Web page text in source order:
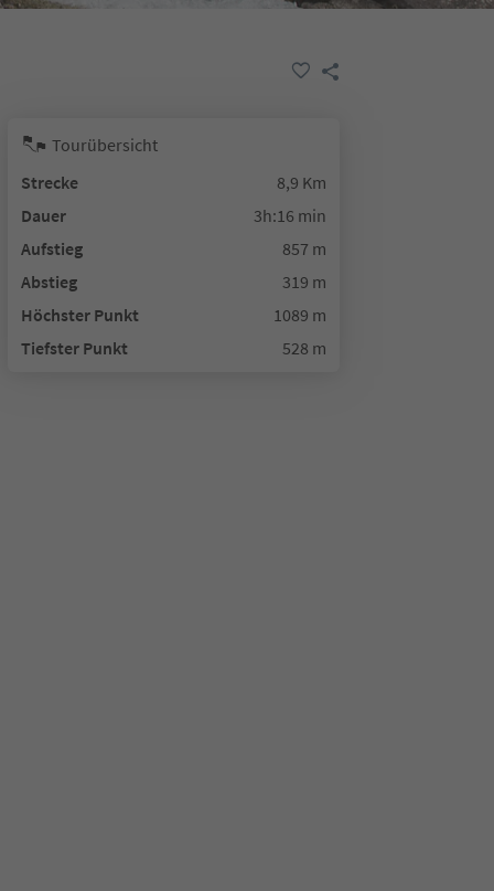
Tourübersicht
Strecke
8,9 Km
Dauer
3h:16 min
Aufstieg
857 m
Abstieg
319 m
Höchster Punkt
1089 m
Tiefster Punkt
528 m